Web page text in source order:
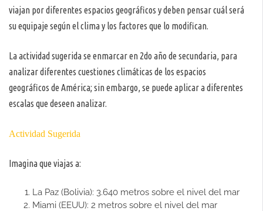
viajan por diferentes espacios geográficos y deben pensar cuál será
su equipaje según el clima y los factores que lo modifican.
La actividad sugerida se enmarcar en 2do año de secundaria, para
analizar diferentes cuestiones climáticas de los espacios
geográficos de América; sin embargo, se puede aplicar a diferentes
escalas que deseen analizar.
Actividad Sugerida
Imagina que viajas a:
La Paz (Bolivia): 3.640 metros sobre el nivel del mar
Miami (EEUU): 2 metros sobre el nivel del mar